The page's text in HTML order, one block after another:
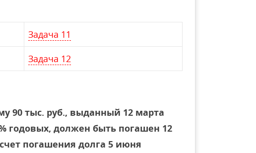
Задача 11
Задача 12
90 тыс. руб., выданный 12 марта
годовых, должен быть погашен 12
погашения долга 5 июня